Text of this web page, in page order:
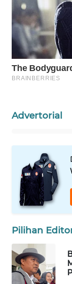
Advertorial
Pilihan
WAHANA
TRAVEL
WAHANA
TV
WAHANANEWS
NET
WAHANA
SPORT
WAHANA
UMKM
WAHANA
SELEB